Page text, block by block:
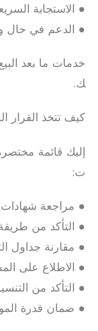
● الاستجابة
● الدعم في حال
خدمات ما بعد
ك.
كيف تتخذ القرار
إليك قائمة
ت:
● مراجعة شهادات
● التأكد من
● مقارنة جداول
● الاطلاع على
● التأكد من
● ضمان قدرة